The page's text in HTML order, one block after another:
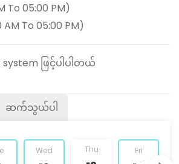
To 05:00 PM)
To 05:00 PM)
ဖြင့်ပါပါတယ်
ဆက်သွယ်ပါ
Wed Thu Fri